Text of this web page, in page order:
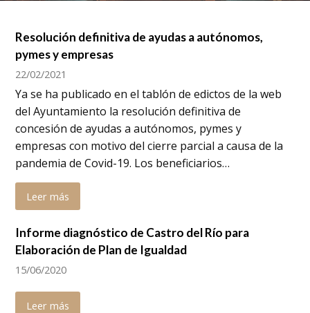
Resolución definitiva de ayudas a autónomos,
pymes y empresas
22/02/2021
Ya se ha publicado en el tablón de edictos de la web
del Ayuntamiento la resolución definitiva de
concesión de ayudas a autónomos, pymes y
empresas con motivo del cierre parcial a causa de la
pandemia de Covid-19. Los beneficiarios…
Leer más
Informe diagnóstico de Castro del Río para
Elaboración de Plan de Igualdad
15/06/2020
Leer más